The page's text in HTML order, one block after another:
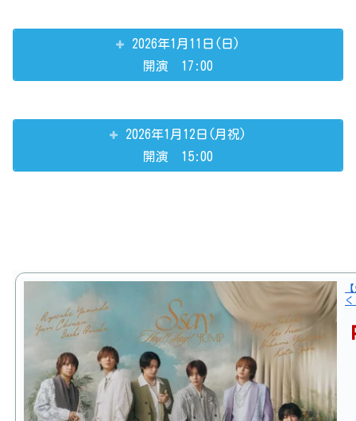
2026年1月11日(日)
開演 17:00
2026年1月12日(月祝)
開演 15:00